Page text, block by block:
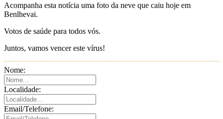
Acompanha esta notícia uma foto da neve que caiu hoje em
Benlhevai.
Votos de saúde para todos vós.
Juntos, vamos vencer este vírus!
Nome:
Localidade:
Email/Telefone: